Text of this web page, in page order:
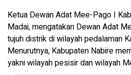
Ketua Dewan Adat Mee-Pago I
Madai, mengatakan Dewan Adat
tujuh distrik di wilayah pedalaman
Menurutnya, Kabupaten Nabire
yakni wilayah pesisir dan wilayah